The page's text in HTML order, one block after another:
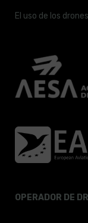
El uso de los
OPERADOR DE